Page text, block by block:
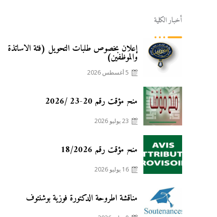
أخبار الكلية
إعلان بخصوص طلبات التحويل (فئة الأساتذة
والموظفين)
on
5 أغسطس 2026
منح مؤقت رقم 20-23 /2026
on
23 يوليو 2026
منح مؤقت رقم 18/2026
on
16 يوليو 2026
مناقشة أطروحة الدكتورة فوزية بوشنتوف
on